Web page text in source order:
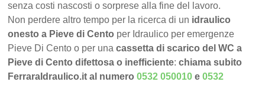
senza costi nascosti o sorprese alla fine del lavoro.
Non perdere altro tempo per la ricerca di un idraulico
onesto a Pieve di Cento per Idraulico per emergenze
Pieve Di Cento o per unacassetta di scarico del WC a
Pieve di Cento difettosa o inefficiente:chiama subito
FerraraIdraulico.it al numero0532 050010 e0532